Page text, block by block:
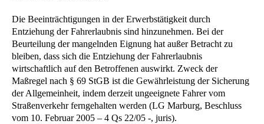
Die Beeinträchtigungen in der Erwerbstätigkeit durch
Entziehung der Fahrerlaubnis sind hinzunehmen. Bei der
Beurteilung der mangelnden Eignung hat außer Betracht zu
bleiben, dass sich die Entziehung der Fahrerlaubnis
wirtschaftlich auf den Betroffenen auswirkt. Zweck der
Maßregel nach § 69 StGB ist die Gewährleistung der Sicherung
der Allgemeinheit, indem derzeit ungeeignete Fahrer vom
Straßenverkehr ferngehalten werden (LG Marburg, Beschluss
vom 10. Februar 2005 – 4 Qs 22/05 -, juris).